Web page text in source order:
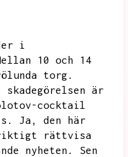
i
10 och 14
torg.
är
cocktail
Ja,
den här
rättvisa
nyheten.
Sen